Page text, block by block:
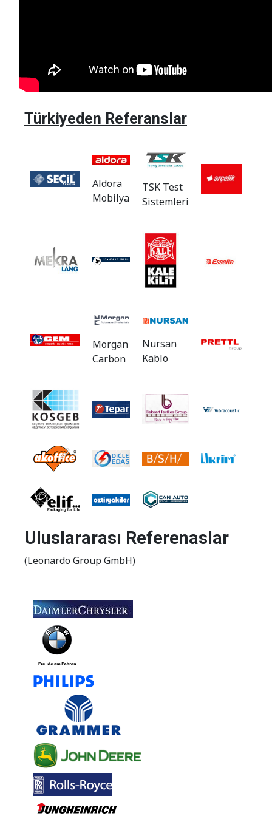
Türkiyeden Referanslar
Aldora
Mobilya
TSK Test
Sistemleri
Morgan
Carbon
Nursan
Kablo
Uluslararası Referenaslar
(Leonardo Group GmbH)